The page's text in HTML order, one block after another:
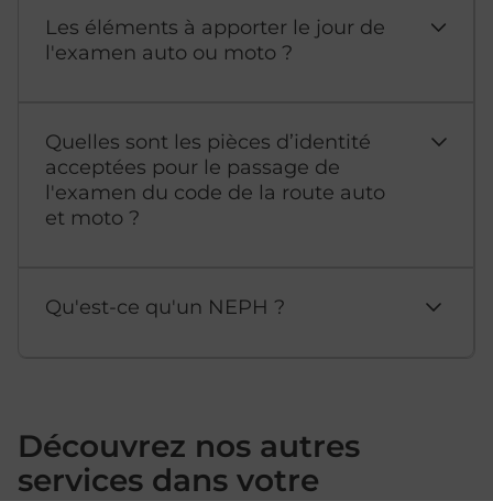
Les éléments à apporter le jour de
l'examen auto ou moto ?
Quelles sont les pièces d’identité
acceptées pour le passage de
l'examen du code de la route auto
et moto ?
Qu'est-ce qu'un NEPH ?
Découvrez nos autres
services dans votre